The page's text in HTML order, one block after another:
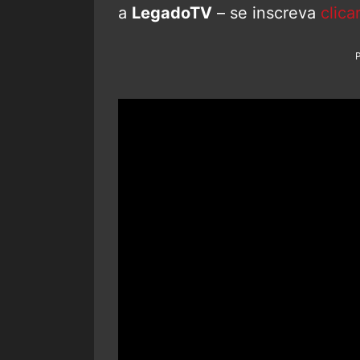
a LegadoTV – se inscreva